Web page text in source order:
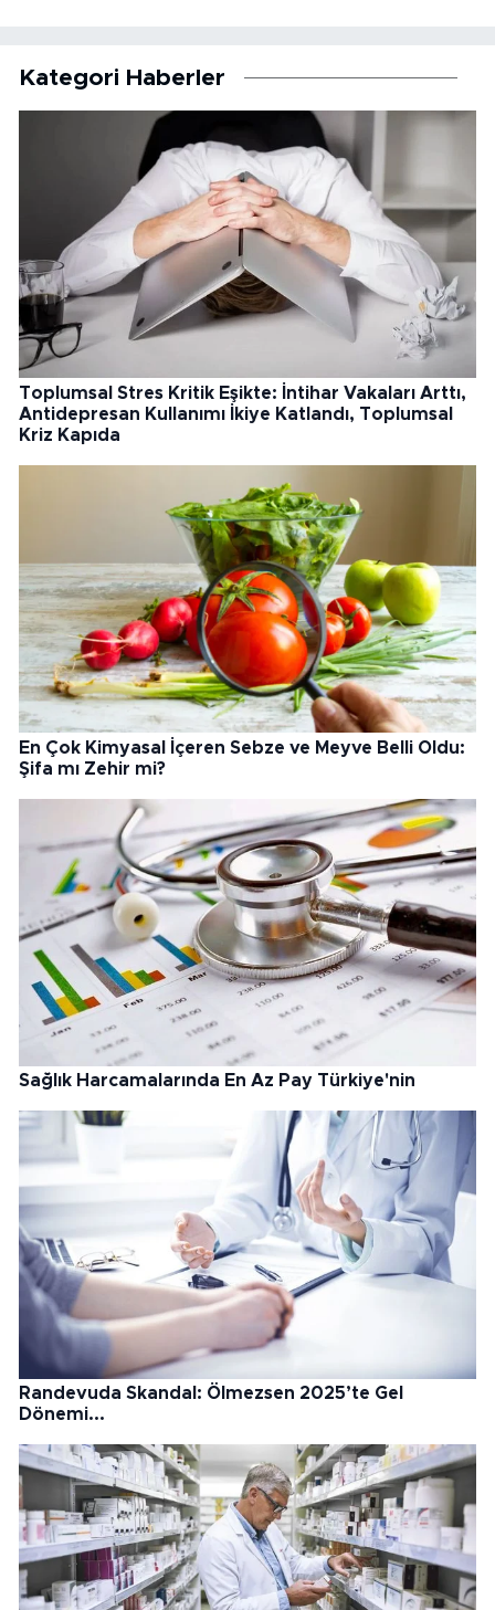
Kategori Haberler
Toplumsal Stres Kritik Eşikte: İntihar Vakaları Arttı,
Antidepresan Kullanımı İkiye Katlandı, Toplumsal
Kriz Kapıda
En Çok Kimyasal İçeren Sebze ve Meyve Belli Oldu:
Şifa mı Zehir mi?
Sağlık Harcamalarında En Az Pay Türkiye'nin
Randevuda Skandal: Ölmezsen 2025’te Gel
Dönemi...